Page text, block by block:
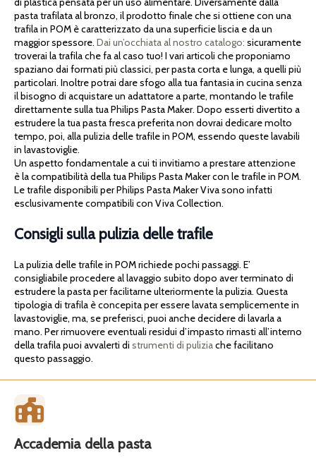
pasta trafilata al bronzo, il prodotto finale che si ottiene con una
trafila in POM è caratterizzato da una superficie liscia e da un
maggior spessore. Dai un’occhiata al nostro catalogo: sicuramente
troverai la trafila che fa al caso tuo! I vari articoli che proponiamo
spaziano dai formati più classici, per pasta corta e lunga, a quelli più
particolari. Inoltre potrai dare sfogo alla tua fantasia in cucina senza
il bisogno di acquistare un adattatore a parte, montando le trafile
direttamente sulla tua Philips Pasta Maker. Dopo esserti divertito a
estrudere la tua pasta fresca preferita non dovrai dedicare molto
tempo, poi, alla pulizia delle trafile in POM, essendo queste lavabili
in lavastoviglie.
Un aspetto fondamentale a cui ti invitiamo a prestare attenzione
è la compatibilità della tua Philips Pasta Maker con le trafile in POM.
Le trafile disponibili per Philips Pasta Maker Viva sono infatti
esclusivamente compatibili con Viva Collection.
Consigli sulla pulizia delle trafile
La pulizia delle trafile in POM richiede pochi passaggi. E’
consigliabile procedere al lavaggio subito dopo aver terminato di
estrudere la pasta per facilitarne ulteriormente la pulizia. Questa
tipologia di trafila è concepita per essere lavata semplicemente in
lavastoviglie, ma, se preferisci, puoi anche decidere di lavarla a
mano. Per rimuovere eventuali residui d’impasto rimasti all’interno
della trafila puoi avvalerti di strumenti di puliziache facilitano
questo passaggio.
Accademia della pasta